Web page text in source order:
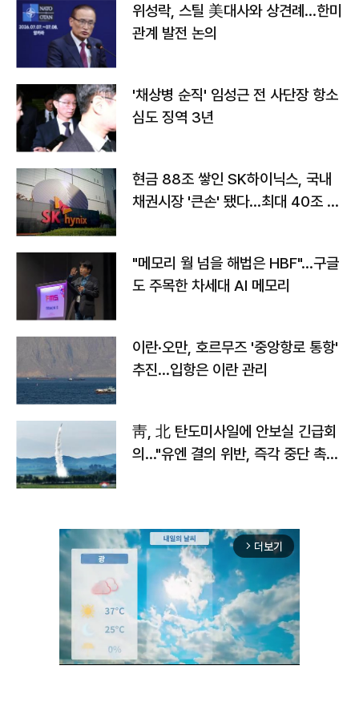
위성락, 스틸 美대사와 상견례…한미
관계 발전 논의
'채상병 순직' 임성근 전 사단장 항소
심도 징역 3년
현금 88조 쌓인 SK하이닉스, 국내
채권시장 '큰손' 됐다…최대 40조 투
"메모리 월 넘을 해법은 HBF"…구글
도 주목한 차세대 AI 메모리
이란·오만, 호르무즈 '중앙항로 통항'
추진…입항은 이란 관리
靑, 北 탄도미사일에 안보실 긴급회
의…"유엔 결의 위반, 즉각 중단 촉
arrow_forward_ios 더보기